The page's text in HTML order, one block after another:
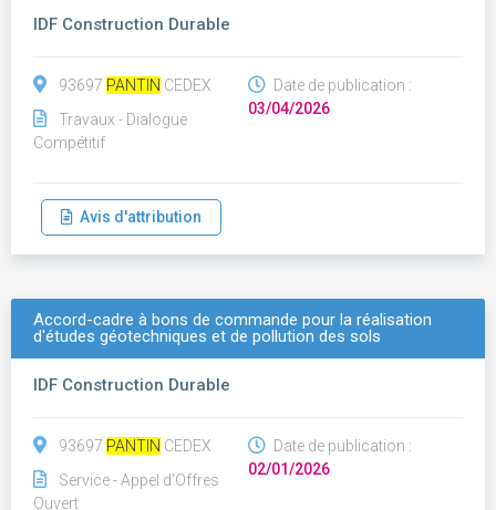
IDF Construction Durable
93697 PANTIN CEDEX
Travaux - Dialogue
Compétitif
Date de publication :
03/04/2026
Avis d'attribution
Accord-cadre à bons de commande pour la réalisation
d'études géotechniques et de pollution des sols
IDF Construction Durable
93697 PANTIN CEDEX
Service - Appel d'Offres
Ouvert
Date de publication :
02/01/2026